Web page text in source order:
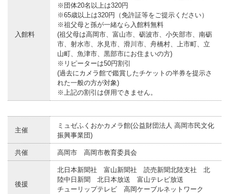
入館料
※団体20名以上は320円
※65歳以上は320円（免許証等をご提示ください）
※祖父母と孫が一緒なら入館料無料
(祖父母は高岡市、富山市、砺波市、小矢部市、南砺
市、射水市、氷見市、滑川市、舟橋村、上市町、立
山町、魚津市、黒部市にお住まいの方)
※リピーターは50円割引
(過去にカメラ館で鑑賞したチケットの半券を提示さ
れた一般の方が対象)
※上記の割引は併用できません。
主催
ミュゼふくおかカメラ館(公益財団法人 高岡市民文化
振興事業団)
共催 高岡市 高岡市教育委員会
後援
北日本新聞社 富山新聞社 読売新聞北陸支社 北
陸中日新聞 北日本放送 富山テレビ放送
チューリップテレビ 高岡ケーブルネットワーク